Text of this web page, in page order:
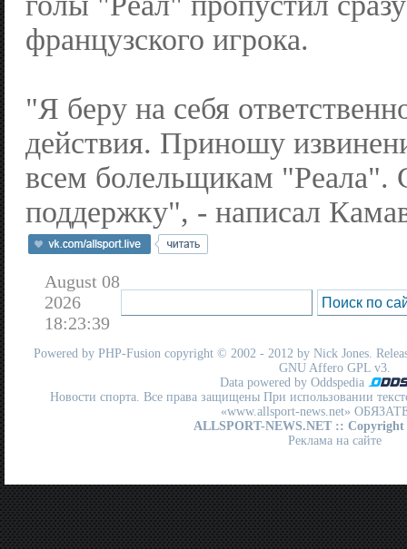
французского игрока.
"Я беру на себя
действия. Приношу
всем болельщикам "Реала".
поддержку", - написал
August 08
2026
18:23:39
Powered by PHP-Fusion copyright © 2002 - 2012 by Nick Jones.
GNU Affero GPL v3.
Data powered by Oddspedia
Новости спорта. Все права защищены При использовании
«www.allsport-news.net»
ALLSPORT-NEWS.NET :: Copyright
Реклама на сайте